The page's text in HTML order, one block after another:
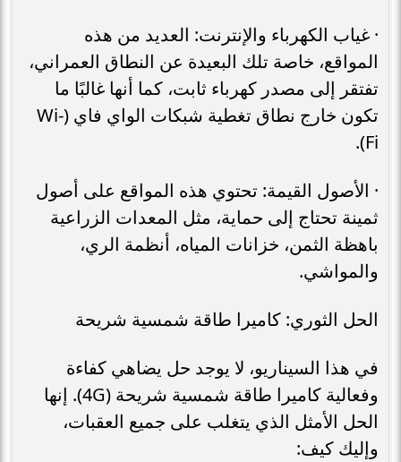
· غياب الكهرباء والإنترنت: العديد من هذه
المواقع، خاصة تلك البعيدة عن النطاق العمراني،
تفتقر إلى مصدر كهرباء ثابت، كما أنها غالبًا ما
تكون خارج نطاق تغطية شبكات الواي فاي (Wi-
Fi).
· الأصول القيمة: تحتوي هذه المواقع على أصول
ثمينة تحتاج إلى حماية، مثل المعدات الزراعية
باهظة الثمن، خزانات المياه، أنظمة الري،
والمواشي.
الحل الثوري: كاميرا طاقة شمسية شريحة
في هذا السيناريو، لا يوجد حل يضاهي كفاءة
وفعالية كاميرا طاقة شمسية شريحة (4G). إنها
الحل الأمثل الذي يتغلب على جميع العقبات،
وإليك كيف: